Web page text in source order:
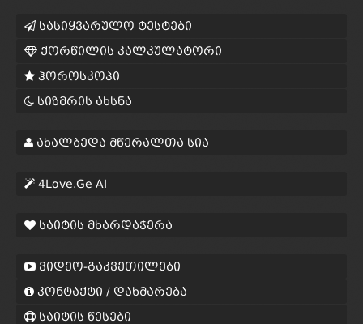
სასიყვარულო ტესტები
ქორწილის კალკულატორი
ჰოროსკოპი
სიზმრის ახსნა
ახალბედა მწერალთა სია
4Love.Ge AI
საიტის მხარდაჭერა
ვიდეო-გაკვეთილები
კონტაქტი / დახმარება
საიტის წესები